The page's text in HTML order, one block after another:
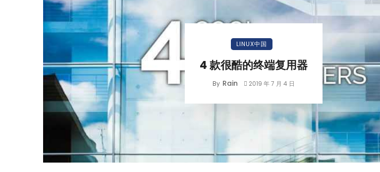
LINUX中国
4 款很酷的终端复用器
By Rain 2019 年 7 月 4 日